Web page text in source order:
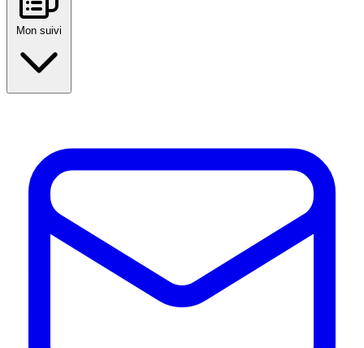
Mon suivi